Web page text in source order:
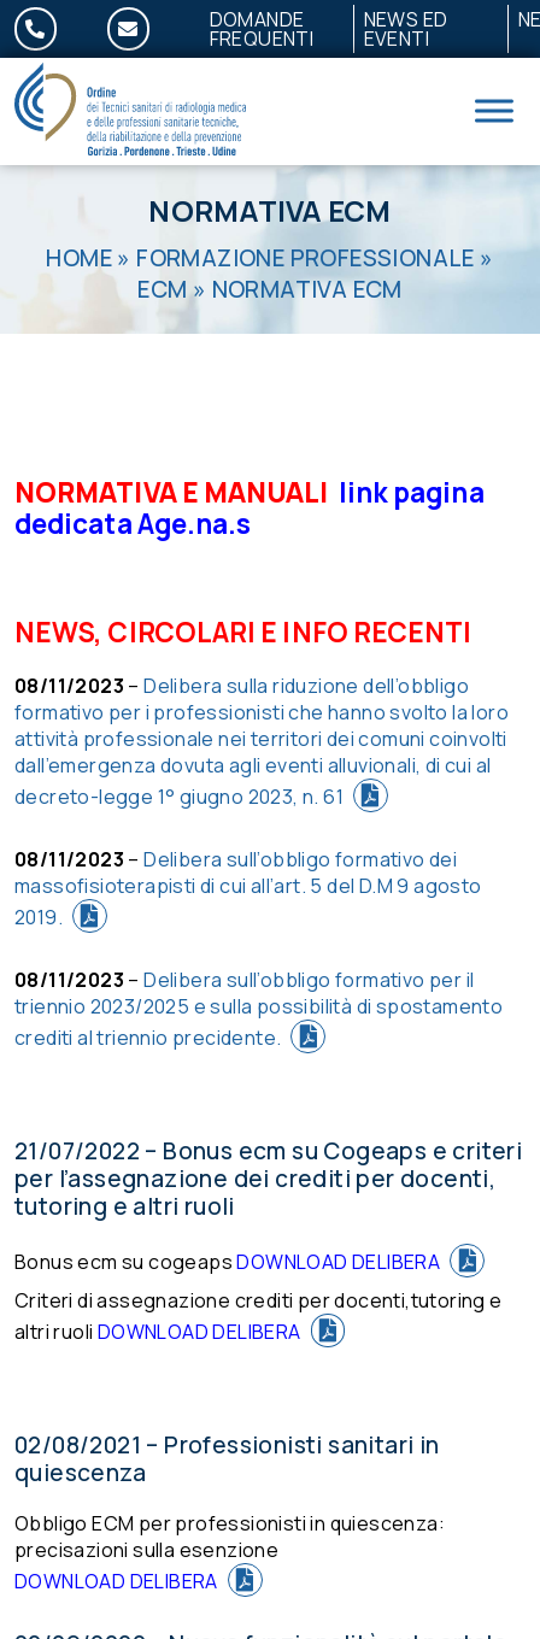
Salta al contenuto DOMANDE
FREQUENTI
NEWS ED
EVENTI
NORMATIVA ECM
HOME» FORMAZIONE PROFESSIONALE »
ECM» NORMATIVA ECM
NORMATIVA E MANUALI link pagina
dedicata Age.na.s
NEWS, CIRCOLARI E INFO RECENTI
08/11/2023 –Delibera sulla riduzione dell’obbligo
formativo per i professionisti che hanno svolto la loro
attività professionale nei territori dei comuni coinvolti
dall’emergenza dovuta agli eventi alluvionali, di cui al
decreto-legge 1° giugno 2023, n. 61
08/11/2023 –Delibera sull’obbligo formativo dei
massofisioterapisti di cui all’art. 5 del D.M 9 agosto
2019.
08/11/2023 –Delibera sull’obbligo formativo per il
triennio 2023/2025 e sulla possibilità di spostamento
crediti al triennio precidente.
21/07/2022 – Bonus ecm su Cogeaps e criteri
per l’assegnazione dei crediti per docenti,
tutoring e altri ruoli
Bonus ecm su cogeapsDOWNLOAD DELIBERA
Criteri di assegnazione crediti per docenti,tutoring e
altri ruoli DOWNLOAD DELIBERA
02/08/2021 – Professionisti sanitari in
quiescenza
Obbligo ECM per professionisti in quiescenza:
precisazioni sulla esenzione
DOWNLOAD DELIBERA